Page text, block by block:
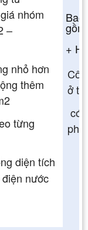
Bao
+
ở
có
phí
nhóm
–
nhỏ hơn
thêm
từng
diện tích
nước